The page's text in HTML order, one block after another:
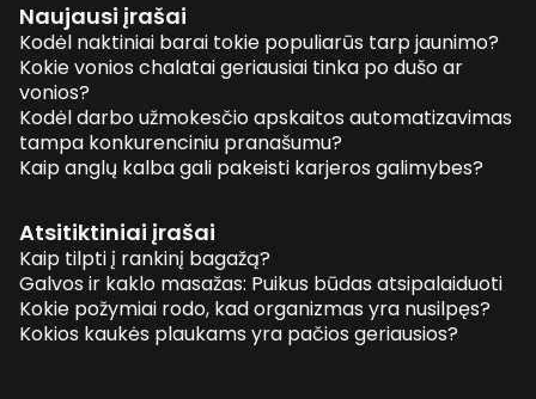
Naujausi įrašai
Kodėl naktiniai barai tokie populiarūs tarp jaunimo?
Kokie vonios chalatai geriausiai tinka po dušo ar
vonios?
Kodėl darbo užmokesčio apskaitos automatizavimas
tampa konkurenciniu pranašumu?
Kaip anglų kalba gali pakeisti karjeros galimybes?
Atsitiktiniai įrašai
Kaip tilpti į rankinį bagažą?
Galvos ir kaklo masažas: Puikus būdas atsipalaiduoti
Kokie požymiai rodo, kad organizmas yra nusilpęs?
Kokios kaukės plaukams yra pačios geriausios?